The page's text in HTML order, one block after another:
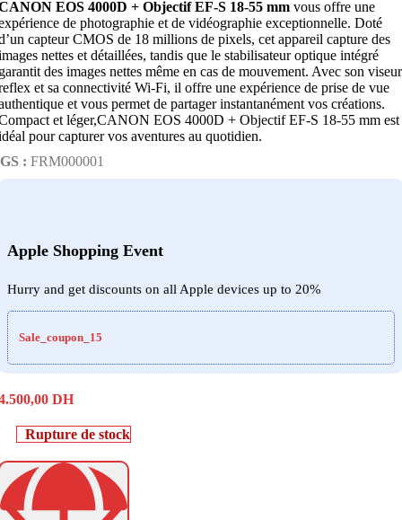
EOS 4000D + Objectif EF-S 18-55 mm vous offre une
de photographie et de vidéographie exceptionnelle. Doté
capteur CMOS de 18 millions de pixels, cet appareil capture des
nettes et détaillées, tandis que le stabilisateur optique intégré
des images nettes même en cas de mouvement. Avec son viseur
et sa connectivité Wi-Fi, il offre une expérience de prise de vue
et vous permet de partager instantanément vos créations.
et léger,CANON EOS 4000D + Objectif EF-S 18-55 mm est
pour capturer vos aventures au quotidien.
: FRM000001
Apple Shopping Event
Hurry and get discounts on all Apple devices up to 20%
Sale_coupon_15
DH
Rupture de stock